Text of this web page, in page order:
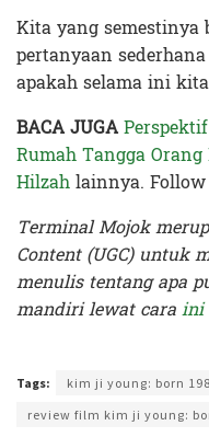
Kita yang semestinya
pertanyaan
apakah selama ini
BACA JUGA
Rumah Tangga
Hilzahlainnya. Follow
Terminal Mojok
Content (UGC) untuk
menulis tentang apa
mandiri lewat caraini
Tags: kim ji young: born
review film kim ji young: